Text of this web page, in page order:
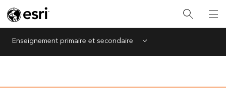
Enseignement primaire et secondaire Menu